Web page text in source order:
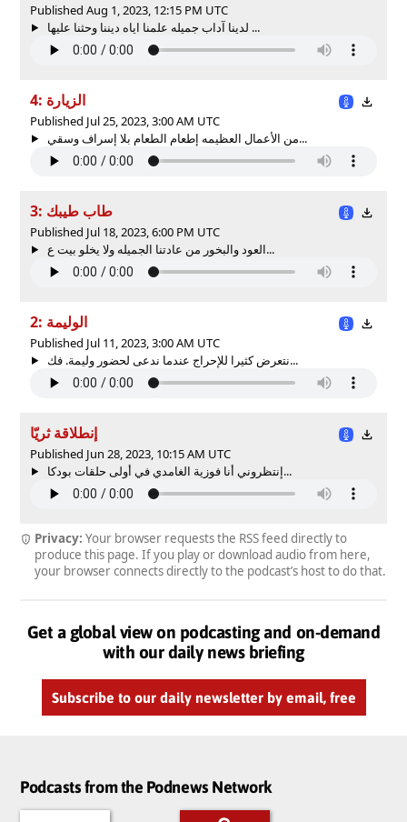
Published Aug 1, 2023, 12:15 PM UTC
لدينا آداب جميله علمنا اياه ديننا وحثنا عليها ...
4: الزيارة
Published Jul 25, 2023, 3:00 AM UTC
من الأعمال العظيمه إطعام الطعام بلا إسراف وسقي...
3: طاب طيبك
Published Jul 18, 2023, 6:00 PM UTC
العود والبخور من عادتنا الجميله ولا يخلو بيت ع...
2: الوليمة
Published Jul 11, 2023, 3:00 AM UTC
نتعرض كثيرا للإحراج عندما ندعى لحضور وليمة. فك...
إنطلاقة ثريّا
Published Jun 28, 2023, 10:15 AM UTC
إنتظروني أنا فوزية الغامدي في أولى حلقات بودكا...
Privacy: Your browser requests the RSS feed directly to
produce this page. If you play or download audio from here,
your browser connects directly to the podcast’s host to do that.
Get a global view on podcasting and on-demand
with our daily news briefing
Subscribe to our daily newsletter by email, free
Podcasts from the Podnews Network